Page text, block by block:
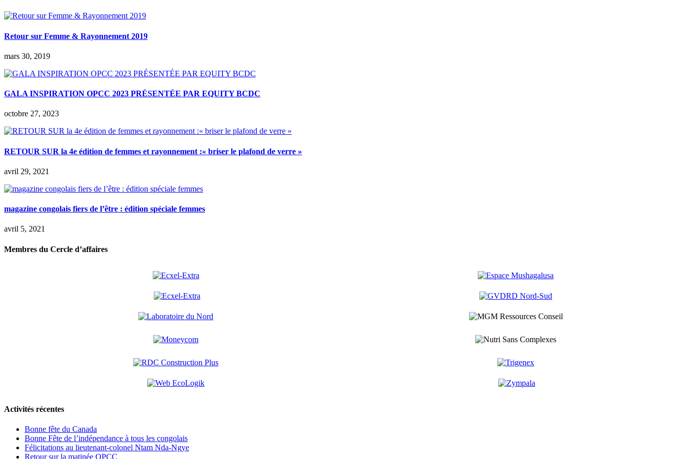
Retour sur Femme & Rayonnement 2019
mars 30, 2019
GALA INSPIRATION OPCC 2023 PRÉSENTÉE PAR EQUITY BCDC
octobre 27, 2023
RETOUR SUR la 4e édition de femmes et rayonnement :« briser le plafond de verre »
avril 29, 2021
magazine congolais fiers de l’être : édition spéciale femmes
avril 5, 2021
Membres du Cercle d’affaires
Activités récentes
Bonne fête du Canada
Bonne Fête de l’indépendance à tous les congolais
Félicitations au lieutenant-colonel Ntam Nda-Ngye
Retour sur la matinée OPCC